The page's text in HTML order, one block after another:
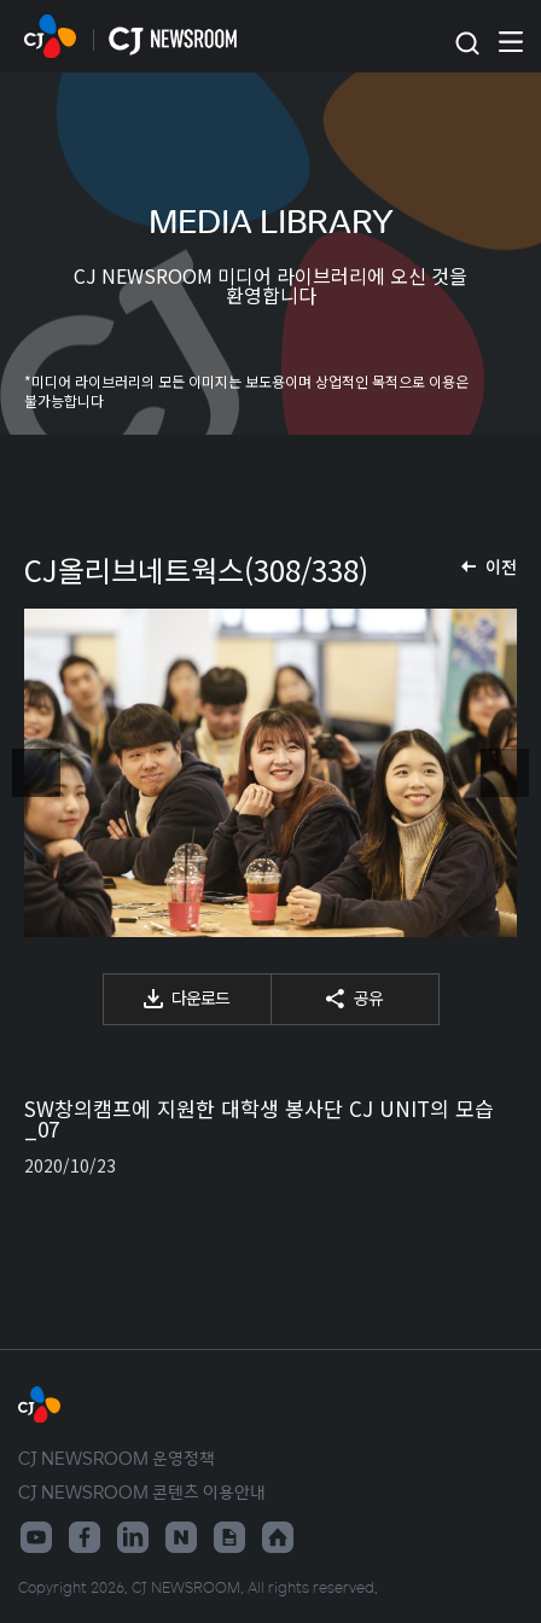
본문 바로가기
MEDIA LIBRARY
CJ NEWSROOM 미디어 라이브러리에 오신 것을
환영합니다
*미디어 라이브러리의 모든 이미지는 보도용이며 상업적인 목적으로 이용은
불가능합니다
이전
CJ올리브네트웍스(308/338)
다운로드 공유
SW창의캠프에 지원한 대학생 봉사단 CJ UNIT의 모습
_07
2020/10/23
CJ NEWSROOM 운영정책
CJ NEWSROOM 콘텐츠 이용안내
Copyright 2026. CJ NEWSROOM. All rights reserved.